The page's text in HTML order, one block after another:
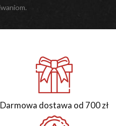
Darmowa dostawa od 700 zł